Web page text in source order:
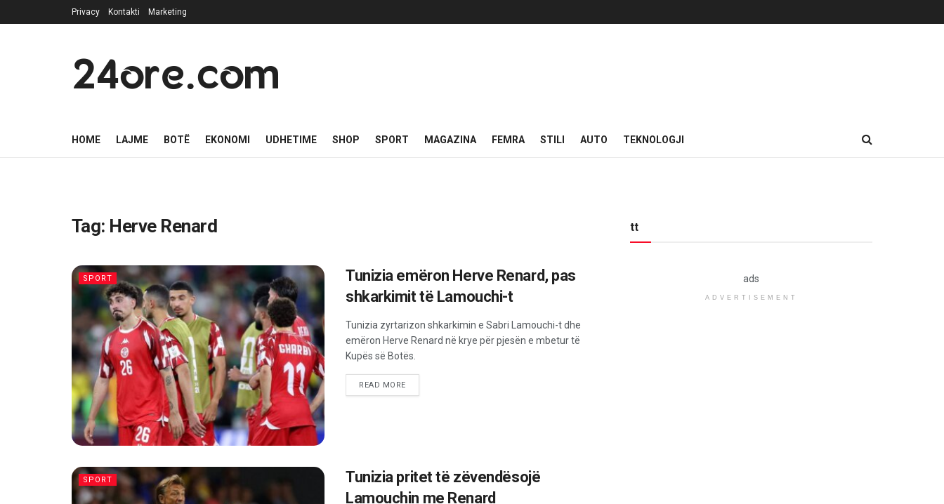
Privacy Kontakti Marketing
24ore.com
HOME LAJME BOTË EKONOMI UDHETIME SHOP SPORT MAGAZINA FEMRA STILI AUTO TEKNOLOGJI
Tag: Herve Renard
SPORT
Tunizia emëron Herve Renard, pas
shkarkimit të Lamouchi-t
Tunizia zyrtarizon shkarkimin e Sabri Lamouchi-t dhe
emëron Herve Renard në krye për pjesën e mbetur të
Kupës së Botës.
READ MORE
SPORT
Tunizia pritet të zëvendësojë
Lamouchin me Renard
tt
ads
ADVERTISEMENT